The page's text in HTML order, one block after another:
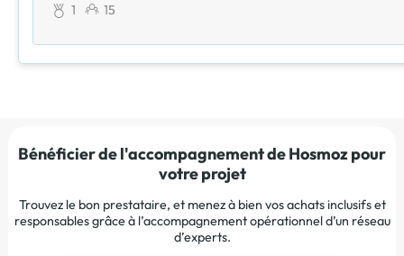
1 15
Bénéficier de l'accompagnement de Hosmoz pour
votre projet
Trouvez le bon prestataire, et menez à bien vos achats inclusifs et
responsables grâce à l’accompagnement opérationnel d’un réseau
d’experts.